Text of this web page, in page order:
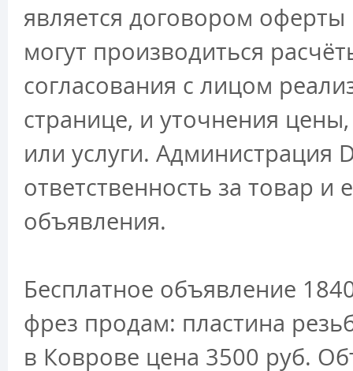
является договором
могут производиться
согласования с лицом
странице, и уточнения
или услуги. Администрация
ответственность за товар и
объявления.
Бесплатное объявление
фрез продам: пластина
в Коврове цена 3500 руб.